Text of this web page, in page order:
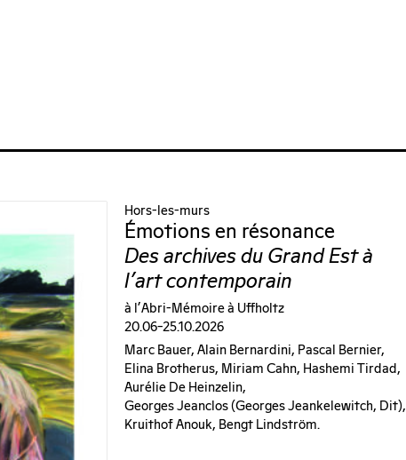
Hors-les-murs
Émotions en résonance
Des archives du Grand Est à
l'art contemporain
à l'Abri-Mémoire à Uffholtz
20.06–25.10.2026
Marc Bauer, Alain Bernardini, Pascal Bernier,
Elina Brotherus, Miriam Cahn, Hashemi Tirdad,
Aurélie De Heinzelin,
Georges Jeanclos (georges Jeankelewitch, Dit),
Kruithof Anouk, Bengt Lindström.